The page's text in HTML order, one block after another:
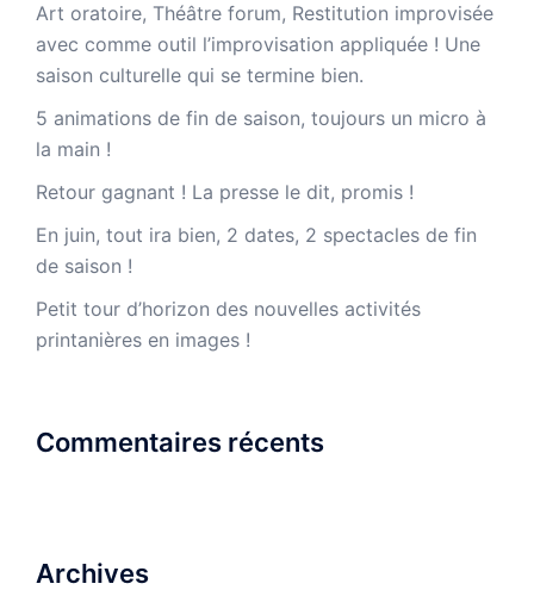
Art oratoire, Théâtre forum, Restitution improvisée
avec comme outil l’improvisation appliquée ! Une
saison culturelle qui se termine bien.
5 animations de fin de saison, toujours un micro à
la main !
Retour gagnant ! La presse le dit, promis !
En juin, tout ira bien, 2 dates, 2 spectacles de fin
de saison !
Petit tour d’horizon des nouvelles activités
printanières en images !
Commentaires récents
Archives